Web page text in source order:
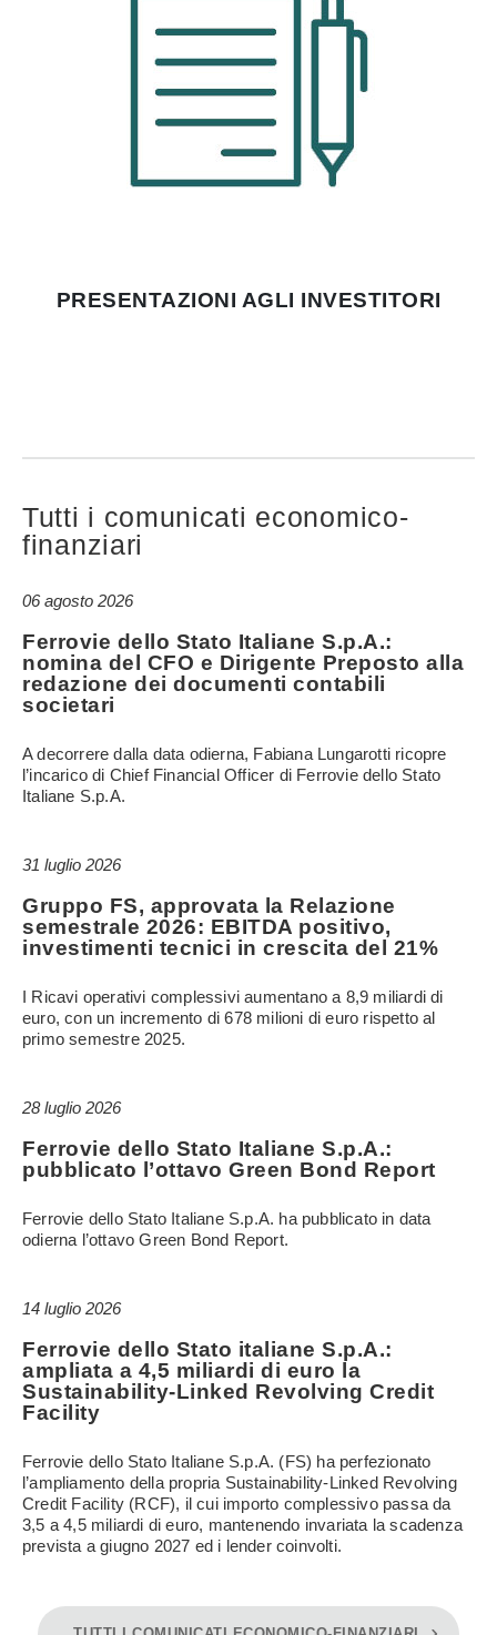
PRESENTAZIONI AGLI INVESTITORI
Tutti i comunicati economico-
finanziari
06 agosto 2026
Ferrovie dello Stato Italiane S.p.A.:
nomina del CFO e Dirigente Preposto alla
redazione dei documenti contabili
societari
A decorrere dalla data odierna, Fabiana Lungarotti ricopre
l’incarico di Chief Financial Officer di Ferrovie dello Stato
Italiane S.p.A.
31 luglio 2026
Gruppo FS, approvata la Relazione
semestrale 2026: EBITDA positivo,
investimenti tecnici in crescita del 21%
I Ricavi operativi complessivi aumentano a 8,9 miliardi di
euro, con un incremento di 678 milioni di euro rispetto al
primo semestre 2025.
28 luglio 2026
Ferrovie dello Stato Italiane S.p.A.:
pubblicato l’ottavo Green Bond Report
Ferrovie dello Stato Italiane S.p.A. ha pubblicato in data
odierna l’ottavo Green Bond Report.
14 luglio 2026
Ferrovie dello Stato italiane S.p.A.:
ampliata a 4,5 miliardi di euro la
Sustainability-Linked Revolving Credit
Facility
Ferrovie dello Stato Italiane S.p.A. (FS) ha perfezionato
l’ampliamento della propria Sustainability-Linked Revolving
Credit Facility (RCF), il cui importo complessivo passa da
3,5 a 4,5 miliardi di euro, mantenendo invariata la scadenza
prevista a giugno 2027 ed i lender coinvolti.